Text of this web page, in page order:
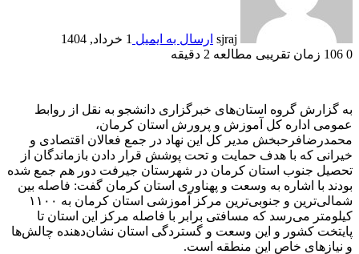
sjraj ارسال به ایمیل 1 خرداد, 1404
0
زمان تقریبی مطالعه 2 دقیقه
به گزارش گروه استان‌های خبرگزاری دانشجو به نقل از روابط
عمومی اداره كل آموزش و پرورش استان کرمان،
محمدرضافرحبخش مدیر كل این نهاد در جمع فعالان اقتصادی و
خیرانی که با هدف حمایت و تحت پوشش قرار دادن بازماندگان از
تحصیل جنوب استان کرمان در شهرستان جیرفت دور هم جمع شده
بودند با اشاره به وسعت و پهناوری استان کرمان گفت: فاصله بین
شمالی‌ترین و جنوبی‌ترین مرکز آموزشی استان کرمان به ۱۱۰۰
کیلومتر می‌رسد که مسافتی برابر با فاصله مرکز این استان تا
پایتخت کشور و این وسعت و گستردگی استان نشان‌دهنده چالش‌ها
و نیاز‌های خاص این منطقه است.